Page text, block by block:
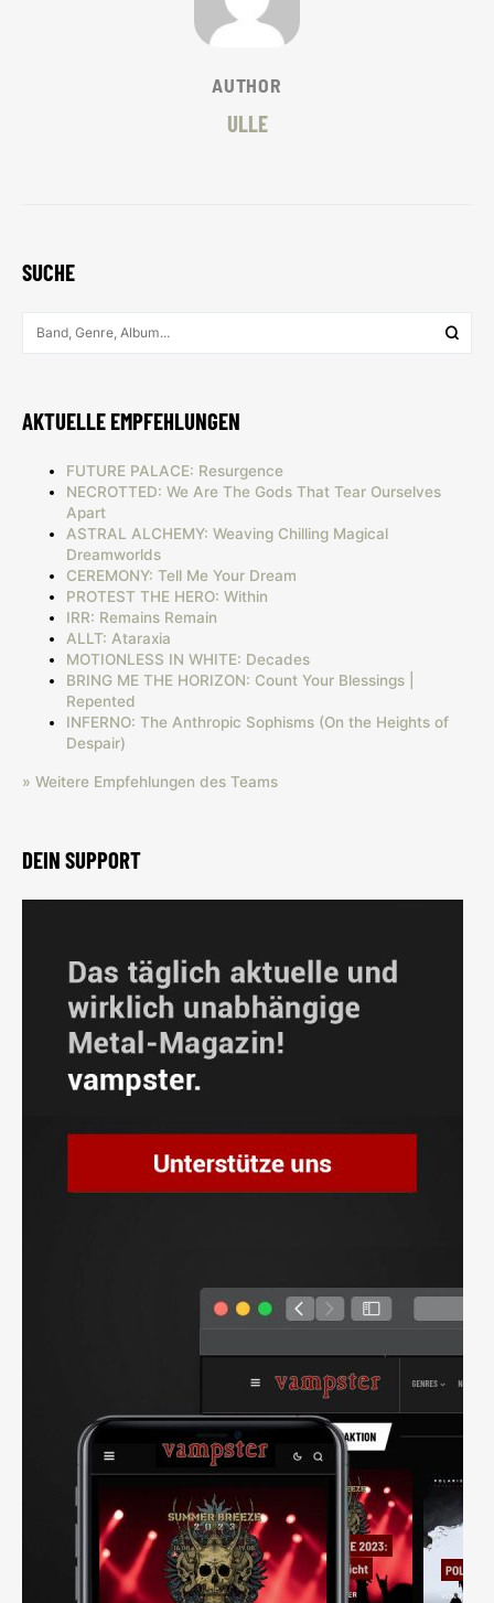
AUTHOR
ULLE
SUCHE
AKTUELLE EMPFEHLUNGEN
FUTURE PALACE: Resurgence
NECROTTED: We Are The Gods That Tear Ourselves
Apart
ASTRAL ALCHEMY: Weaving Chilling Magical
Dreamworlds
CEREMONY: Tell Me Your Dream
PROTEST THE HERO: Within
IRR: Remains Remain
ALLT: Ataraxia
MOTIONLESS IN WHITE: Decades
BRING ME THE HORIZON: Count Your Blessings |
Repented
INFERNO: The Anthropic Sophisms (On the Heights of
Despair)
» Weitere Empfehlungen des Teams
DEIN SUPPORT